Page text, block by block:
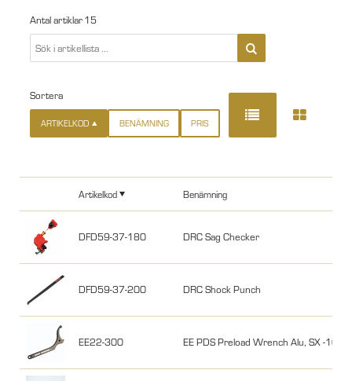
Antal artiklar 15
Sortera
ARTIKELKOD BENÄMNING PRIS
Artikelkod Benämning
DFD59-37-180 DRC Sag Checker
DFD59-37-200 DRC Shock Punch
EE22-300 EE PDS Preload Wrench Alu, SX -10,